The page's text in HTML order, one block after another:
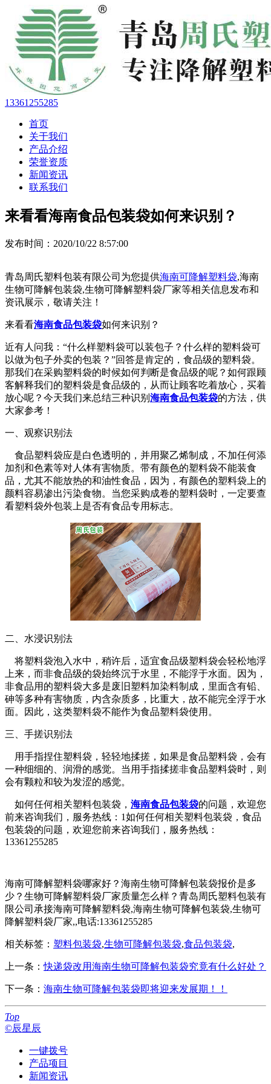
13361255285
首页
关于我们
产品介绍
荣誉资质
新闻资讯
联系我们
来看看海南食品包装袋如何来识别？
发布时间：2020/10/22 8:57:00
青岛周氏塑料包装有限公司为您提供海南可降解塑料袋,海南
生物可降解包装袋,生物可降解塑料袋厂家等相关信息发布和
资讯展示，敬请关注！
来看看海南食品包装袋如何来识别？
近有人问我：“什么样塑料袋可以装包子？什么样的塑料袋可
以做为包子外卖的包装？”回答是肯定的，食品级的塑料袋。
那我们在采购塑料袋的时候如何判断是食品级的呢？如何跟顾
客解释我们的塑料袋是食品级的，从而让顾客吃着放心，买着
放心呢？今天我们来总结三种识别 海南食品包装袋的方法，供
大家参考！
一、观察识别法
食品塑料袋应是白色透明的，并用聚乙烯制成，不加任何添
加剂和色素等对人体有害物质。带有颜色的塑料袋不能装食
品，尤其不能放热的和油性食品，因为，有颜色的塑料袋上的
颜料容易渗出污染食物。当您采购成卷的塑料袋时，一定要查
看塑料袋外包装上是否有食品专用标志。
二、水浸识别法
将塑料袋泡入水中，稍许后，适宜食品级塑料袋会轻松地浮
上来，而非食品级的袋始终沉于水里，不能浮于水面。因为，
非食品用的塑料袋大多是废旧塑料加染料制成，里面含有铅、
砷等多种有害物质，内含杂质多，比重大，故不能完全浮于水
面。因此，这类塑料袋不能作为食品塑料袋使用。
三、手搓识别法
用手指捏住塑料袋，轻轻地揉搓，如果是食品塑料袋，会有
一种细细的、润滑的感觉。当用手指揉搓非食品塑料袋时，则
会有颗粒和较为发涩的感觉。
如何任何相关塑料包装袋， 海南食品包装袋的问题，欢迎您
前来咨询我们，服务热线：1如何任何相关塑料包装袋，食品
包装袋的问题，欢迎您前来咨询我们，服务热线：
13361255285
海南可降解塑料袋哪家好？海南生物可降解包装袋报价是多
少？生物可降解塑料袋厂家质量怎么样？青岛周氏塑料包装有
限公司承接海南可降解塑料袋,海南生物可降解包装袋,生物可
降解塑料袋厂家,,电话:13361255285
相关标签： 塑料包装袋,生物可降解包装袋,食品包装袋,
上一条：快递袋改用海南生物可降解包装袋究竟有什么好处？
下一条： 海南生物可降解包装袋即将迎来发展期！！
Top
©辰星辰
一键拨号
产品项目
新闻资讯